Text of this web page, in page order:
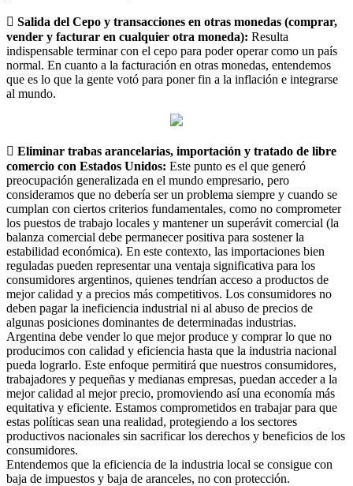
 Salida del Cepo y transacciones en otras monedas (comprar,
vender y facturar en cualquier otra moneda): Resulta
indispensable terminar con el cepo para poder operar como un país
normal. En cuanto a la facturación en otras monedas, entendemos
que es lo que la gente votó para poner fin a la inflación e integrarse
al mundo.
 Eliminar trabas arancelarias, importación y tratado de libre
comercio con Estados Unidos: Este punto es el que generó
preocupación generalizada en el mundo empresario, pero
consideramos que no debería ser un problema siempre y cuando se
cumplan con ciertos criterios fundamentales, como no comprometer
los puestos de trabajo locales y mantener un superávit comercial (la
balanza comercial debe permanecer positiva para sostener la
estabilidad económica). En este contexto, las importaciones bien
reguladas pueden representar una ventaja significativa para los
consumidores argentinos, quienes tendrían acceso a productos de
mejor calidad y a precios más competitivos. Los consumidores no
deben pagar la ineficiencia industrial ni al abuso de precios de
algunas posiciones dominantes de determinadas industrias.
Argentina debe vender lo que mejor produce y comprar lo que no
producimos con calidad y eficiencia hasta que la industria nacional
pueda lograrlo. Este enfoque permitirá que nuestros consumidores,
trabajadores y pequeñas y medianas empresas, puedan acceder a la
mejor calidad al mejor precio, promoviendo así una economía más
equitativa y eficiente. Estamos comprometidos en trabajar para que
estas políticas sean una realidad, protegiendo a los sectores
productivos nacionales sin sacrificar los derechos y beneficios de los
consumidores.
Entendemos que la eficiencia de la industria local se consigue con
baja de impuestos y baja de aranceles, no con protección.